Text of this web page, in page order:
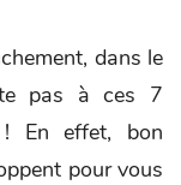
dans le
pas à ces 7
En effet, bon
pour vous